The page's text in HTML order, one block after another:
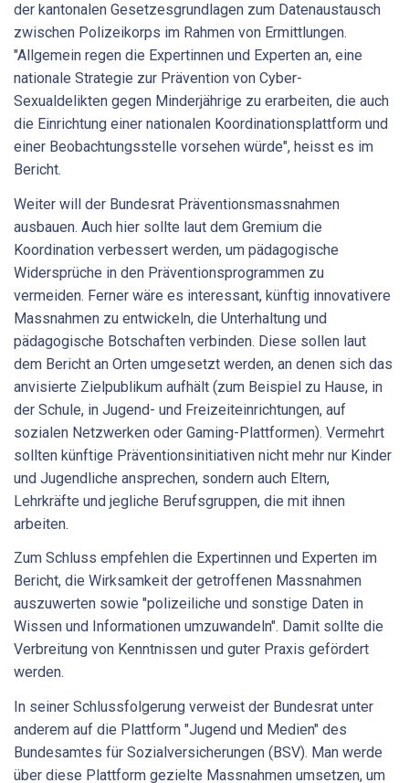
der kantonalen Gesetzesgrundlagen zum Datenaustausch
zwischen Polizeikorps im Rahmen von Ermittlungen.
"Allgemein regen die Expertinnen und Experten an, eine
nationale Strategie zur Prävention von Cyber-
Sexualdelikten gegen Minderjährige zu erarbeiten, die auch
die Einrichtung einer nationalen Koordinationsplattform und
einer Beobachtungsstelle vorsehen würde", heisst es im
Bericht.
Weiter will der Bundesrat Präventionsmassnahmen
ausbauen. Auch hier sollte laut dem Gremium die
Koordination verbessert werden, um pädagogische
Widersprüche in den Präventionsprogrammen zu
vermeiden. Ferner wäre es interessant, künftig innovativere
Massnahmen zu entwickeln, die Unterhaltung und
pädagogische Botschaften verbinden. Diese sollen laut
dem Bericht an Orten umgesetzt werden, an denen sich das
anvisierte Zielpublikum aufhält (zum Beispiel zu Hause, in
der Schule, in Jugend- und Freizeiteinrichtungen, auf
sozialen Netzwerken oder Gaming-Plattformen). Vermehrt
sollten künftige Präventionsinitiativen nicht mehr nur Kinder
und Jugendliche ansprechen, sondern auch Eltern,
Lehrkräfte und jegliche Berufsgruppen, die mit ihnen
arbeiten.
Zum Schluss empfehlen die Expertinnen und Experten im
Bericht, die Wirksamkeit der getroffenen Massnahmen
auszuwerten sowie "polizeiliche und sonstige Daten in
Wissen und Informationen umzuwandeln". Damit sollte die
Verbreitung von Kenntnissen und guter Praxis gefördert
werden.
In seiner Schlussfolgerung verweist der Bundesrat unter
anderem auf die Plattform "Jugend und Medien" des
Bundesamtes für Sozialversicherungen (BSV). Man werde
über diese Plattform gezielte Massnahmen umsetzen, um